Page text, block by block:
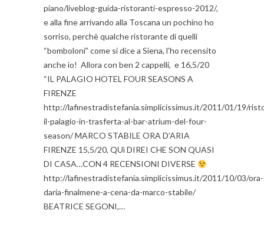
piano/liveblog-guida-ristoranti-espresso-2012/,
e alla fine arrivando alla Toscana un pochino ho
sorriso, perchè qualche ristorante di quelli
“bomboloni” come si dice a Siena, l’ho recensito
anche io! Allora con ben 2 cappelli, e 16,5/20
“IL PALAGIO HOTEL FOUR SEASONS A
FIRENZE
http://lafinestradistefania.simplicissimus.it/2011/01/19/
il-palagio-in-trasferta-al-bar-atrium-del-four-
season/ MARCO STABILE ORA D’ARIA
FIRENZE 15,5/20, QUì DIREI CHE SON QUASI
DI CASA…CON 4 RECENSIONI DIVERSE
http://lafinestradistefania.simplicissimus.it/2011/10/03/ora-
daria-finalmene-a-cena-da-marco-stabile/
BEATRICE SEGONI,…